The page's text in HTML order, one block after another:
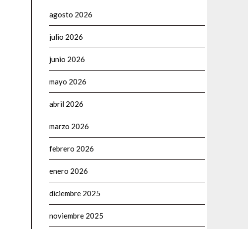
agosto 2026
julio 2026
junio 2026
mayo 2026
abril 2026
marzo 2026
febrero 2026
enero 2026
diciembre 2025
noviembre 2025